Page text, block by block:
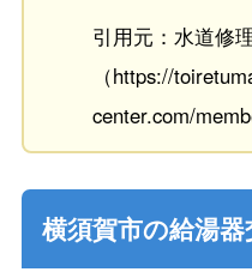
引用元：水道修
（https://
center.com/
横須賀市の給湯